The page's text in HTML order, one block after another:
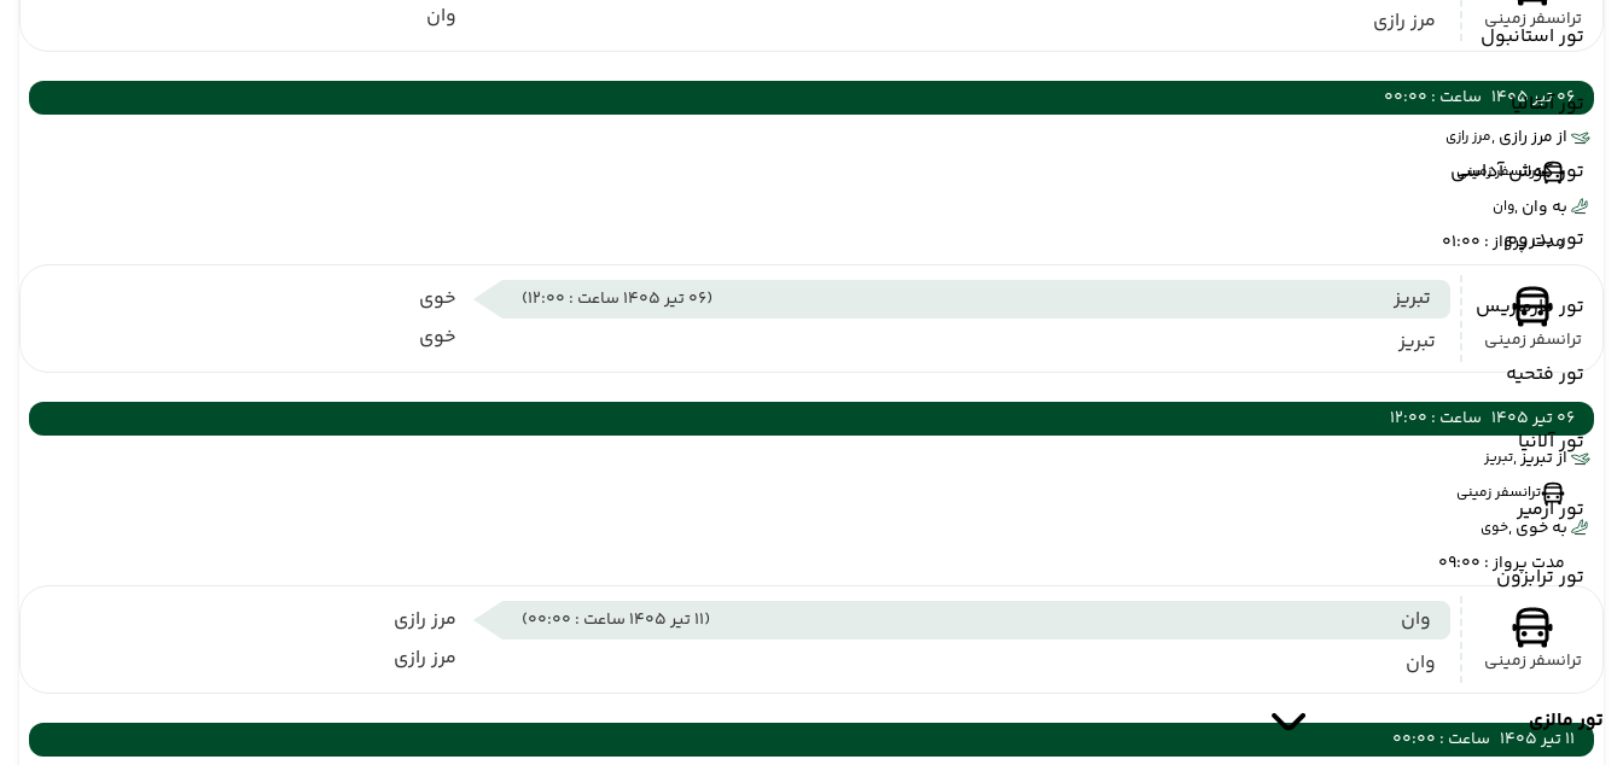
تور استانبول
تور آنتالیا
تور کوش آداسی
تور بدروم
تور مارماریس
تور فتحیه
تور آلانیا
تور ازمیر
تور ترابزون
تور مالزی
ترانسفر زمینی مرز رازی
وان
06 تیر 1405
ساعت : 00:00
از مرز رازی ,مرز رازی
ترانسفر زمینی
به وان ,وان
مدت پرواز : 01:00
ترانسفر زمینی
تبریز (06 تیر 1405 ساعت : 12:00)
تبریز
خوی
خوی
06 تیر 1405
ساعت : 12:00
از تبریز ,تبریز
ترانسفر زمینی
به خوی ,خوی
مدت پرواز : 09:00
ترانسفر زمینی
وان (11 تیر 1405 ساعت : 00:00)
وان
مرز رازی
مرز رازی
11 تیر 1405
ساعت : 00:00